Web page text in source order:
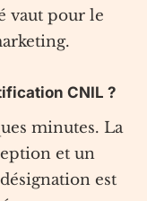
vaut pour le
CNIL ?
minutes. La
et un
est